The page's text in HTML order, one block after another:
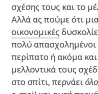
σχέσης τους και το
Αλλά ας πούμε ότι
οικονομικές
πολύ απασχολημένοι
περίπατο ή ακόμα
μελλοντικά τους
στο σπίτι, περνάειόλο